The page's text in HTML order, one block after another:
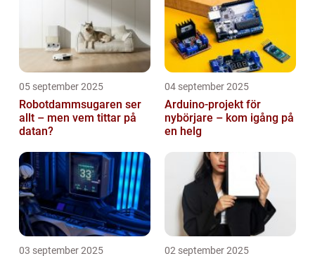
05 september 2025
Robotdammsugaren ser
allt – men vem tittar på
datan?
04 september 2025
Arduino-projekt för
nybörjare – kom igång på
en helg
03 september 2025 02 september 2025